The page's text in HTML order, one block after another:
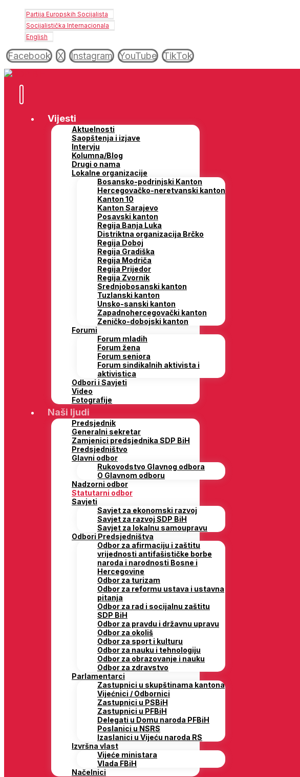
Partija Europskih Socijalista
Socijalistička Internacionala
English
Facebook X Instagram YouTube TikTok
Vijesti
Aktuelnosti
Saopštenja i izjave
Intervju
Kolumna/Blog
Drugi o nama
Lokalne organizacije
Bosansko-podrinjski Kanton
Hercegovačko-neretvanski kanton
Kanton 10
Kanton Sarajevo
Posavski kanton
Regija Banja Luka
Distriktna organizacija Brčko
Regija Doboj
Regija Gradiška
Regija Modriča
Regija Prijedor
Regija Zvornik
Srednjobosanski kanton
Tuzlanski kanton
Unsko-sanski kanton
Zapadnohercegovački kanton
Zeničko-dobojski kanton
Forumi
Forum mladih
Forum žena
Forum seniora
Forum sindikalnih aktivista i
aktivistica
Odbori i Savjeti
Video
Fotografije
Naši ljudi
Predsjednik
Generalni sekretar
Zamjenici predsjednika SDP BiH
Predsjedništvo
Glavni odbor
Rukovodstvo Glavnog odbora
O Glavnom odboru
Nadzorni odbor
Statutarni odbor
Savjeti
Savjet za ekonomski razvoj
Savjet za razvoj SDP BiH
Savjet za lokalnu samoupravu
Odbori Predsjedništva
Odbor za afirmaciju i zaštitu
vrijednosti antifašističke borbe
naroda i narodnosti Bosne i
Hercegovine
Odbor za turizam
Odbor za reformu ustava i ustavna
pitanja
Odbor za rad i socijalnu zaštitu
SDP BiH
Odbor za pravdu i državnu upravu
Odbor za okoliš
Odbor za sport i kulturu
Odbor za nauku i tehnologiju
Odbor za obrazovanje i nauku
Odbor za zdravstvo
Parlamentarci
Zastupnici u skupštinama kantona
Vijećnici / Odbornici
Zastupnici u PSBiH
Zastupnici u PFBiH
Delegati u Domu naroda PFBiH
Poslanici u NSRS
Izaslanici u Vijeću naroda RS
Izvršna vlast
Vijeće ministara
Vlada FBiH
Načelnici